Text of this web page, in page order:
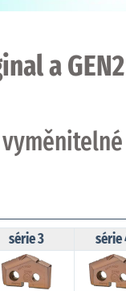
a
série 3 série